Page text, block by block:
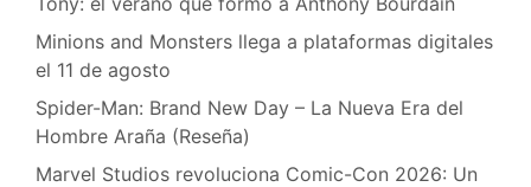
Minions and Monsters llega a plataformas digitales
el 11 de agosto
Spider-Man: Brand New Day – La Nueva Era del
Hombre Araña (Reseña)
Marvel Studios revoluciona Comic-Con 2026: Un